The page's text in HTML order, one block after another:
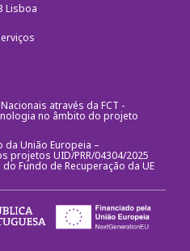
Lisboa
através da FCT -
no âmbito do projeto
União Europeia –
projetos UID/PRR/04304/2025
Fundo de Recuperação da UE